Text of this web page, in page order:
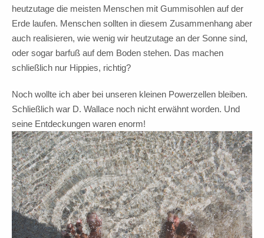
heutzutage die meisten Menschen mit Gummisohlen auf der
Erde laufen. Menschen sollten in diesem Zusammenhang aber
auch realisieren, wie wenig wir heutzutage an der Sonne sind,
oder sogar barfuß auf dem Boden stehen. Das machen
schließlich nur Hippies, richtig?
Noch wollte ich aber bei unseren kleinen Powerzellen bleiben.
Schließlich war D. Wallace noch nicht erwähnt worden. Und
seine Entdeckungen waren enorm!